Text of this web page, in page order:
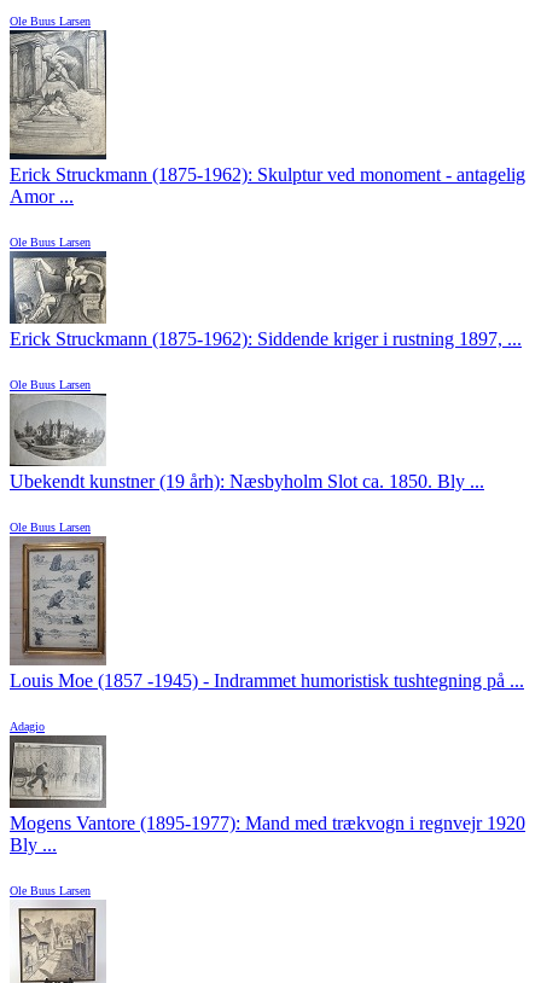
Ole Buus Larsen
Erick Struckmann (1875-1962): Skulptur ved monoment - antagelig
Amor ...
Ole Buus Larsen
Erick Struckmann (1875-1962): Siddende kriger i rustning 1897, ...
Ole Buus Larsen
Ubekendt kunstner (19 årh): Næsbyholm Slot ca. 1850. Bly ...
Ole Buus Larsen
Louis Moe (1857 -1945) - Indrammet humoristisk tushtegning på ...
Adagio
Mogens Vantore (1895-1977): Mand med trækvogn i regnvejr 1920
Bly ...
Ole Buus Larsen